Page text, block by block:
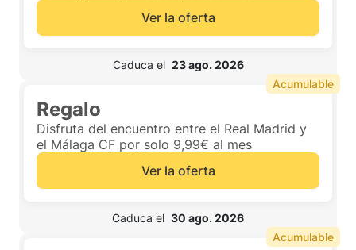
Ver la oferta
Caduca el 23 ago. 2026
Regalo
Disfruta del encuentro entre el Real Madrid y
el Málaga CF por solo 9,99€ al mes
Ver la oferta
Caduca el 30 ago. 2026
Acumulable
Acumulable